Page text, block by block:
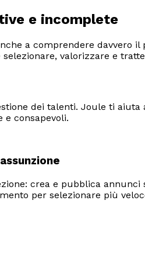
e incomplete
a comprendere davvero
valorizzare e
dei talenti. Joule ti
consapevoli.
crea e pubblica
per selezionare più